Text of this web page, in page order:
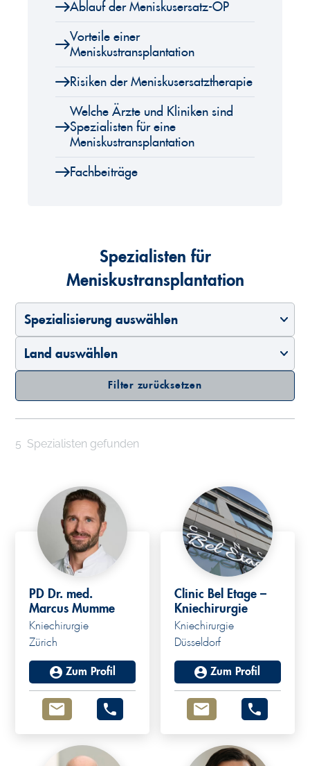
Ablauf der Meniskusersatz-OP
Vorteile einer
Meniskustransplantation
Risiken der Meniskusersatztherapie
Welche Ärzte und Kliniken sind
Spezialisten für eine
Meniskustransplantation
Fachbeiträge
Spezialisten für
Meniskustransplantation
Spezialisierung auswählen
Land auswählen
Filter zurücksetzen
5 Spezialisten gefunden
PD Dr. med.
Marcus Mumme
Kniechirurgie
Zürich
Zum Profil
Clinic Bel Etage –
Kniechirurgie
Kniechirurgie
Düsseldorf
Zum Profil